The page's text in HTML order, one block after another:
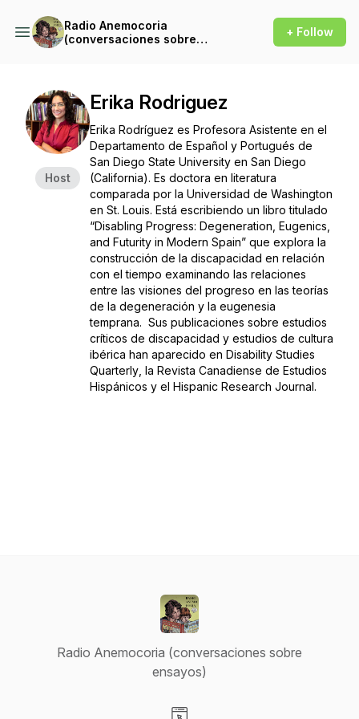
Radio Anemocoria
(conversaciones sobre
+ Follow
Host
Erika Rodriguez
Erika Rodríguez es Profesora Asistente en el
Departamento de Español y Portugués de
San Diego State University en San Diego
(California). Es doctora en literatura
comparada por la Universidad de Washington
en St. Louis. Está escribiendo un libro titulado
“Disabling Progress: Degeneration, Eugenics,
and Futurity in Modern Spain” que explora la
construcción de la discapacidad en relación
con el tiempo examinando las relaciones
entre las visiones del progreso en las teorías
de la degeneración y la eugenesia
temprana. Sus publicaciones sobre estudios
críticos de discapacidad y estudios de cultura
ibérica han aparecido en Disability Studies
Quarterly , la Revista Canadiense de Estudios
Hispánicos y el Hispanic Research Journal.
Radio Anemocoria (conversaciones sobre
ensayos)